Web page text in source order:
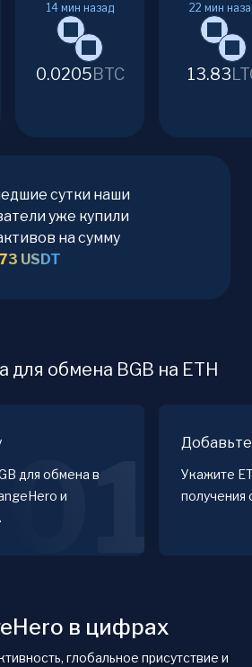
14 мин назад
0.0205BTC
22 мин
13.83
сутки наши
уже купили
на сумму
USDT
для обмена BGB на ETH
для обмена в
и
01
Укажите
получения
в цифрах
глобальное присутствие и